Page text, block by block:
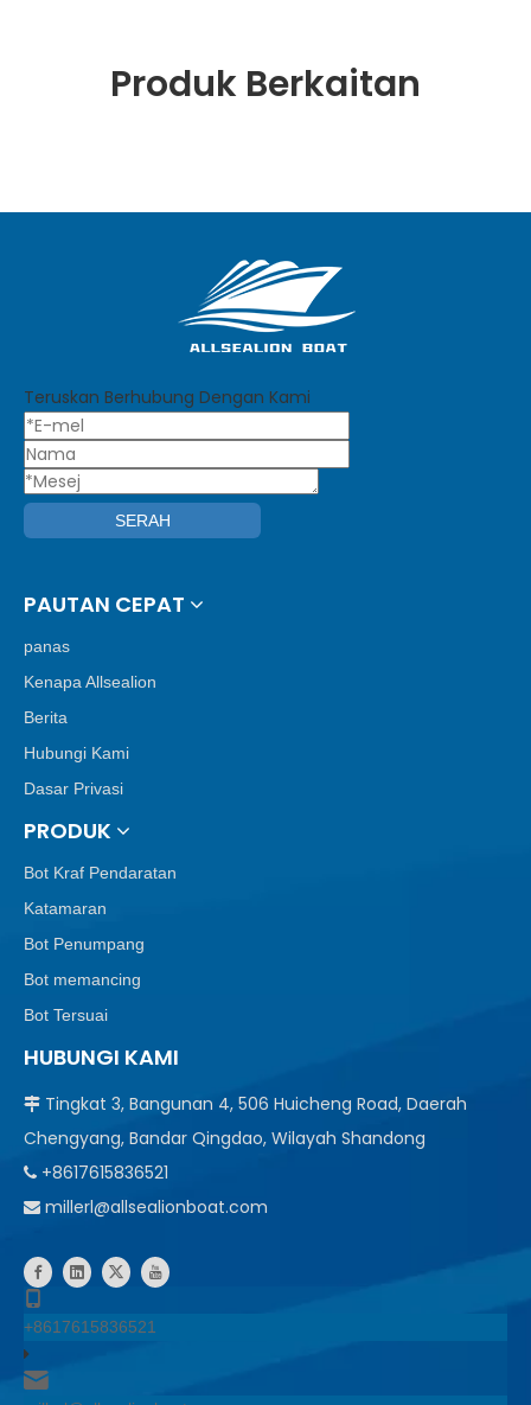
Produk Berkaitan
Teruskan Berhubung Dengan Kami
SERAH
PAUTAN CEPAT
panas
Kenapa Allsealion
Berita
Hubungi Kami
Dasar Privasi
PRODUK
Bot Kraf Pendaratan
Katamaran
Bot Penumpang
Bot memancing
Bot Tersuai
HUBUNGI KAMI
 Tingkat 3, Bangunan 4, 506 Huicheng Road, Daerah
Chengyang, Bandar Qingdao, Wilayah Shandong
 +8617615836521
 millerl@allsealionboat.com
+8617615836521